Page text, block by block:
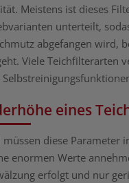
Meistens ist dieses
unterteilt,
abgefangen wird,
Viele Teichfilterarten
eines
müssen diese Parameter
enormen Werte
erfolgt und nur